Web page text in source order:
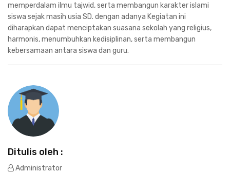
memperdalam ilmu tajwid, serta membangun karakter islami
siswa sejak masih usia SD. dengan adanya Kegiatan ini
diharapkan dapat menciptakan suasana sekolah yang religius,
harmonis, menumbuhkan kedisiplinan, serta membangun
kebersamaan antara siswa dan guru.
Ditulis oleh :
Administrator